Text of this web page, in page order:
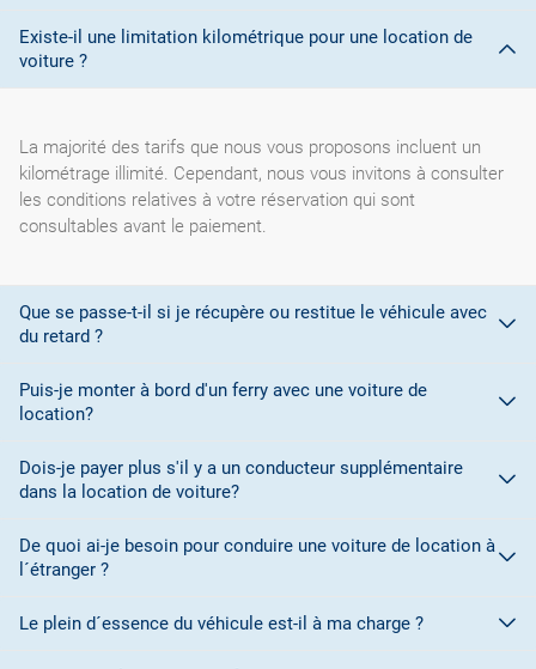
Existe-il une limitation kilométrique pour une location de
voiture ?
La majorité des tarifs que nous vous proposons incluent un
kilométrage illimité. Cependant, nous vous invitons à consulter
les conditions relatives à votre réservation qui sont
consultables avant le paiement.
Que se passe-t-il si je récupère ou restitue le véhicule avec
du retard ?
Lors de la réservation, vous avez sélectionné des plages
vous vous rendez compte que vous ne pourrez pas vous
présenter au bureau de prise en charge/restitution, vous devez
En cas de restitution au-delà de l' horaire prévue, l' agence de
location a le droit de vous facturer un jour supplémentaire.
Puis-je monter à bord d'un ferry avec une voiture de
location?
La plupart des sociétés de location de voitures ne vous
autorisent pas à monter à bord d'un ferry pour embarquer votre
d'assurance à bord du navire. Consultez les conditions de la
société de location pour plus de détails.
Dois-je payer plus s'il y a un conducteur supplémentaire
dans la location de voiture?
Oui. Pour chaque conducteur supplémentaire, un supplément
doit être payé à destination, sauf si une promotion est signalée
De quoi ai-je besoin pour conduire une voiture de location à
l´étranger ?
Le plein d´essence du véhicule est-il à ma charge ?